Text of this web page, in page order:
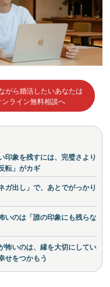
がら婚活したいあなたは
ライン無料相談へ
印象を残すには、完璧さより
転」がカギ
ガ出し」で、あとでがっかり
いのは「誰の印象にも残らな
怖いのは、縁を大切にしてい
せをつかもう